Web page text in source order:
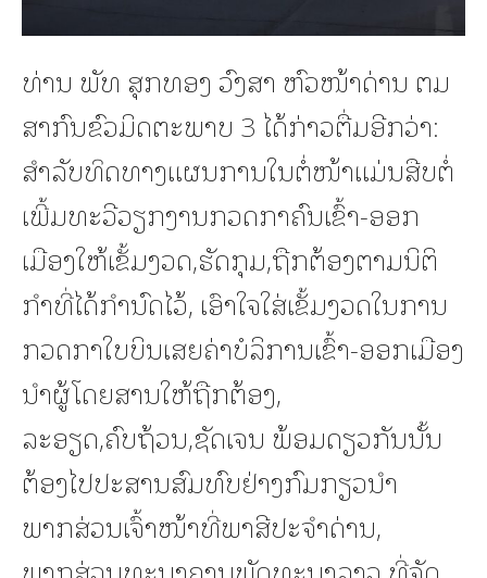
ທ່ານ ພັທ ສຸກທອງ ວົງສາ ຫົວໜ້າດ່ານ ຕມ
ສາກົນຂົວມິດຕະພາບ 3 ໄດ້ກ່າວຕື່ມອີກວ່າ:
ສໍາລັບທິດທາງແຜນການໃນຕໍ່ໜ້າແມ່ນສືບຕໍ່
ເພີ້ມທະວີວຽກງານກວດກາຄົນເຂົ້າ-ອອກ
ເມືອງໃຫ້ເຂັ້ມງວດ,ຮັດກຸມ,ຖືກຕ້ອງຕາມນິຕິ
ກໍາທີ່ໄດ້ກໍານົດໄວ້, ເອົາໃຈໃສ່ເຂັ້ມງວດໃນການ
ກວດກາໃບບິນເສຍຄ່າບໍລິການເຂົ້າ-ອອກເມືອງ
ນໍາຜູ້ໂດຍສານໃຫ້ຖືກຕ້ອງ,
ລະອຽດ,ຄົບຖ້ວນ,ຊັດເຈນ ພ້ອມດຽວກັນນັ້ນ
ຕ້ອງໄປປະສານສົມທົບຢ່າງກົມກຽວນໍາ
ພາກສ່ວນເຈົ້າໜ້າທີ່ພາສີປະຈໍາດ່ານ,